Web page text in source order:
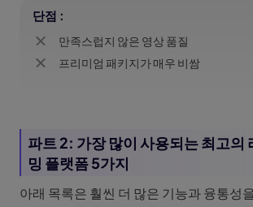
단점 :
만족스럽지 않은 영상 품질
프리미엄 패키지가 매우 비쌈
파트 2: 가장 많이 사용되는 최고의
밍 플랫폼 5가지
아래 목록은 훨씬 더 많은 기능과 융통성